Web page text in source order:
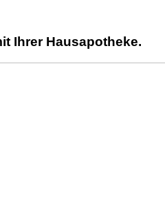
Ihrer Hausapotheke.